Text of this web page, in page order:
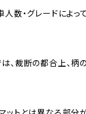
人数・グレードによ
、裁断の都合上、柄